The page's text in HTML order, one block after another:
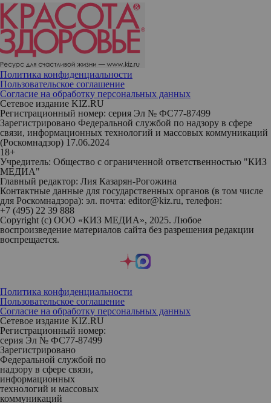
Политика конфиденциальности
Пользовательское соглашение
Согласие на обработку персональных данных
Сетевое издание KIZ.RU
Регистрационный номер: серия Эл № ФС77-87499
Зарегистрировано Федеральной службой по надзору в сфере
связи, информационных технологий и массовых коммуникаций
(Роскомнадзор) 17.06.2024
18+
Учредитель: Общество с ограниченной ответственностью "КИЗ
МЕДИА"
Главный редактор: Лия Казарян-Рогожина
Контактные данные для государственных органов (в том числе
для Роскомнадзора): эл. почта: editor@kiz.ru, телефон:
+7 (495) 22 39 888
Copyright (с) ООО «КИЗ МЕДИА», 2025. Любое
воспроизведение материалов сайта без разрешения редакции
воспрещается.
Политика конфиденциальности
Пользовательское соглашение
Согласие на обработку персональных данных
Сетевое издание KIZ.RU
Регистрационный номер:
серия Эл № ФС77-87499
Зарегистрировано
Федеральной службой по
надзору в сфере связи,
информационных
технологий и массовых
коммуникаций